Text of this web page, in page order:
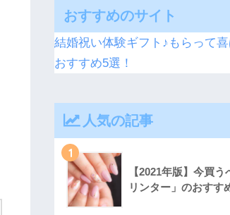
おすすめのサイト
結婚祝い体験ギフト♪もらって
おすすめ5選！
人気の記事
1
【2021年版】今買
リンター」のおすす